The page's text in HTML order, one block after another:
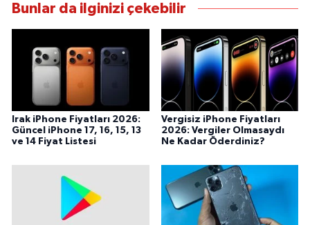
Bunlar da ilginizi çekebilir
Irak iPhone Fiyatları 2026:
Güncel iPhone 17, 16, 15, 13
ve 14 Fiyat Listesi
Vergisiz iPhone Fiyatları
2026: Vergiler Olmasaydı
Ne Kadar Öderdiniz?